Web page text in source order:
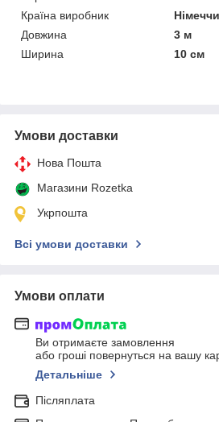
Країна виробник
Довжина
3 м
Ширина
10 см
Умови доставки
Нова Пошта
Магазини Rozetka
Укрпошта
Всі умови доставки
Умови оплати
Ви отримаєте замовлення
або гроші повернуться на вашу
Детальніше
Післяплата